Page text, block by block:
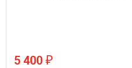
5 400 ₽